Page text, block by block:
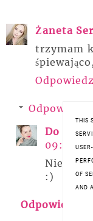
Żaneta
trzymam
Odpowiedz
Odpowiedzi
Do
09:54
Nie
:)
Odpowiedz
THIS
OF
AND